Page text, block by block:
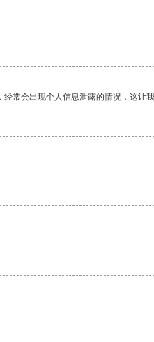
常会出现个人信息泄露的情况，这让我